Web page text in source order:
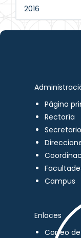
2016
Página
Rectoría
Campus
Enlaces
Correo